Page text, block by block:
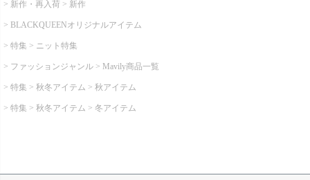
新作・再入荷 新作
BLACKQUEENオリジナルアイテム
特集 ニット特集
ファッションジャンル Mavily商品一覧
特集 秋冬アイテム 秋アイテム
特集 秋冬アイテム 冬アイテム